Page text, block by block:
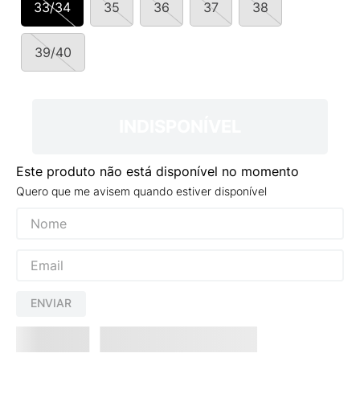
33/34 35 36 37 38
39/40
Este produto não está disponível no momento
Quero que me avisem quando estiver disponível
ENVIAR
º
NEW 530
10º VEJA COUNTRY